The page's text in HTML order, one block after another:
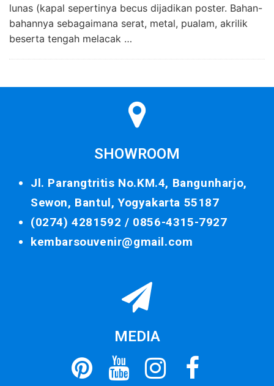
lunas (kapal sepertinya becus dijadikan poster. Bahan-
bahannya sebagaimana serat, metal, pualam, akrilik
beserta tengah melacak …
SHOWROOM
Jl. Parangtritis No.KM.4, Bangunharjo,
Sewon, Bantul, Yogyakarta 55187
(0274) 4281592 / 0856-4315-7927
kembarsouvenir@gmail.com
MEDIA